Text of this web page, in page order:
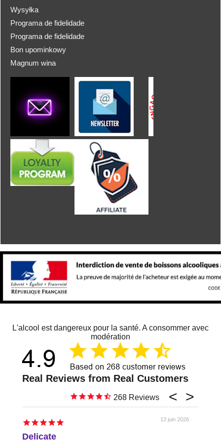
Wysyłka
Programa de fidelidade
Programa de fidelidade
Bon upominkowy
Magnum wina
L'alcool est dangereux pour la santé. A consommer avec
modération
268
13 juin 2026
Delicate